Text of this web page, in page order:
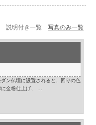
説明付き一覧 写真のみ一覧
ン仏壇に設置されると、回りの色
金粉仕上げ、 …